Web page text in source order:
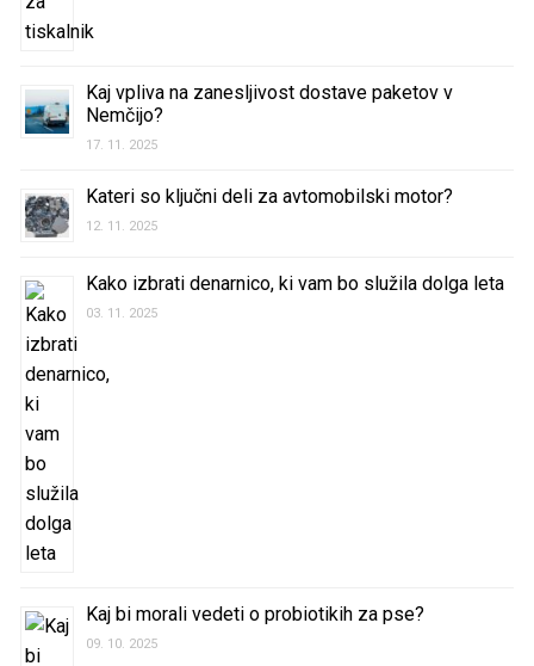
Kaj vpliva na zanesljivost dostave paketov v
Nemčijo?
17. 11. 2025
Kateri so ključni deli za avtomobilski motor?
12. 11. 2025
Kako izbrati denarnico, ki vam bo služila dolga leta
03. 11. 2025
Kaj bi morali vedeti o probiotikih za pse?
09. 10. 2025